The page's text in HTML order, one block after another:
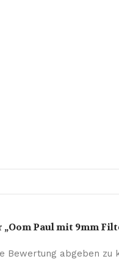
Paul mit 9mm
Bewertung abgeben zu